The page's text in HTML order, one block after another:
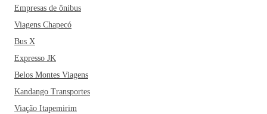
Empresas de ônibus
Viagens Chapecó
Bus X
Expresso JK
Belos Montes Viagens
Kandango Transportes
Viação Itapemirim